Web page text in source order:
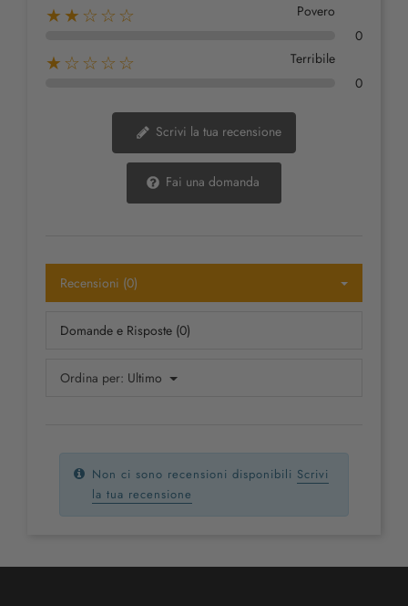
★★☆☆☆
Povero
0
★☆☆☆☆
Terribile
0
Scrivi la tua recensione
Fai una domanda
Recensioni (0)
Domande e Risposte (0)
Ordina per: Ultimo
Non ci sono recensioni disponibili Scrivi
la tua recensione